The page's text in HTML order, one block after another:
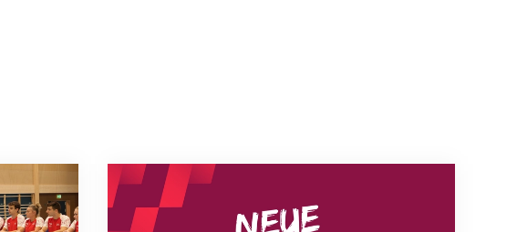
Neue Empfangszeiten ab 1. August 2026